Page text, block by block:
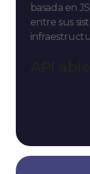
basada en
entre sus